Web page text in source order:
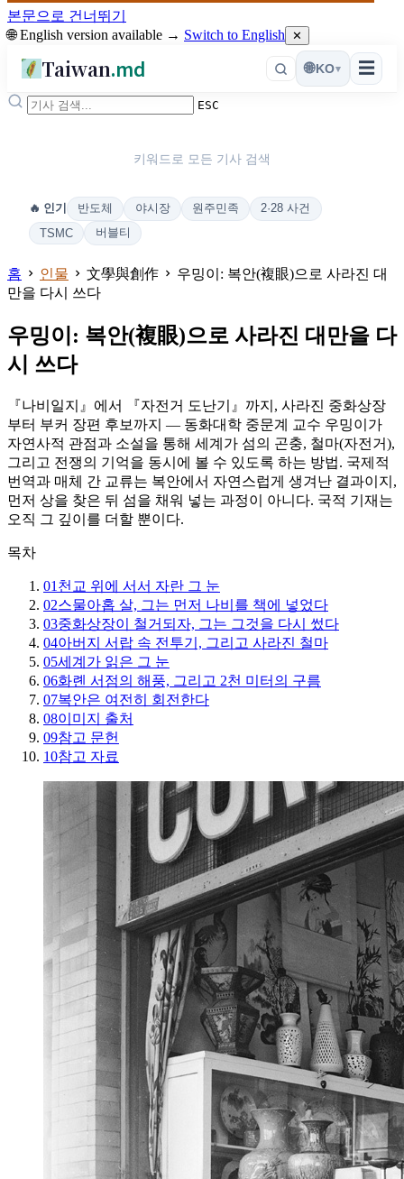
본문으로 건너뛰기
🌐 English version available → Switch to English ✕
Taiwan.md ☰
🌐KO▾
ESC
키워드로 모든 기사 검색
🔥 인기 반도체 야시장 원주민족
2·28 사건
TSMC
버블티
홈 인물 文學與創作
우밍이: 복안(複眼)으로 사라진 대
만을 다시 쓰다
우밍이: 복안(複眼)으로 사라진 대만을 다
시 쓰다
『나비일지』에서 『자전거 도난기』까지, 사라진 중화상장
부터 부커 장편 후보까지 — 동화대학 중문계 교수 우밍이가
자연사적 관점과 소설을 통해 세계가 섬의 곤충, 철마(자전거),
그리고 전쟁의 기억을 동시에 볼 수 있도록 하는 방법. 국제적
번역과 매체 간 교류는 복안에서 자연스럽게 생겨난 결과이지,
먼저 상을 찾은 뒤 섬을 채워 넣는 과정이 아니다. 국적 기재는
오직 그 깊이를 더할 뿐이다.
목차
01 천교 위에 서서 자란 그 눈
02스물아홉 살, 그는 먼저 나비를 책에 넣었다
03중화상장이 철거되자, 그는 그것을 다시 썼다
04아버지 서랍 속 전투기, 그리고 사라진 철마
05세계가 읽은 그 눈
06화롄 서점의 해풍, 그리고 2천 미터의 구름
07복안은 여전히 회전한다
08이미지 출처
09참고 문헌
10참고 자료